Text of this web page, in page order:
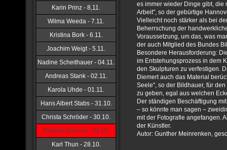
Karin Prinz - 8,11.
Wilma Weeda - 7.11.
Kristina Bork - 6.11.
Joachim Weigt - 5.11.
Nadine Scheithauer - 04.11.
Andreas Stank - 02.11.
Karola Uhde - 01.11.
Hans Albert Stabs - 31.10.
Christa Schröder - 30.10.
Norbert Diemert - 29.10.
Karl Thun - 28.10.
es immer wieder Dinge gibt,
Arbeit", so der gebürtige
Vielleicht noch stärker als bei
Beherrschung der
Voraussetzung, um das, was
der auch Mitglied des Bundes
Besondere Herausforderung:
im Entstehungsprozess in dem
den Skulpturen zu verfestigen.
Diemert auch das Material
Seele", so der Bildhauer, für
zu geben, egal aus welchen
Der ständigen Beschäftigung
– so könnte man sagen –
mit der Fotografie angefangen.
der Künstler.
Autor: Gunther Meinrenken,